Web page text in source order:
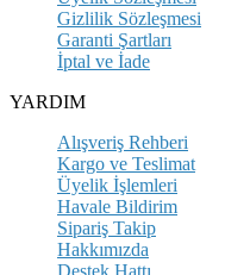
Gizlilik Sözleşmesi
Garanti Şartları
İptal ve İade
YARDIM
Alışveriş Rehberi
Kargo ve Teslimat
Üyelik İşlemleri
Havale Bildirim
Sipariş Takip
Hakkımızda